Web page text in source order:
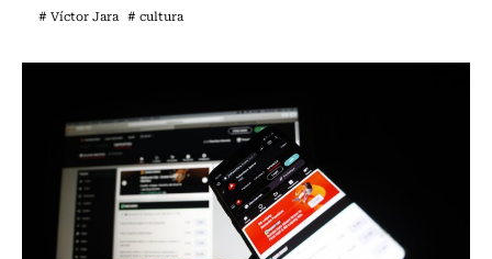
# Víctor Jara # cultura